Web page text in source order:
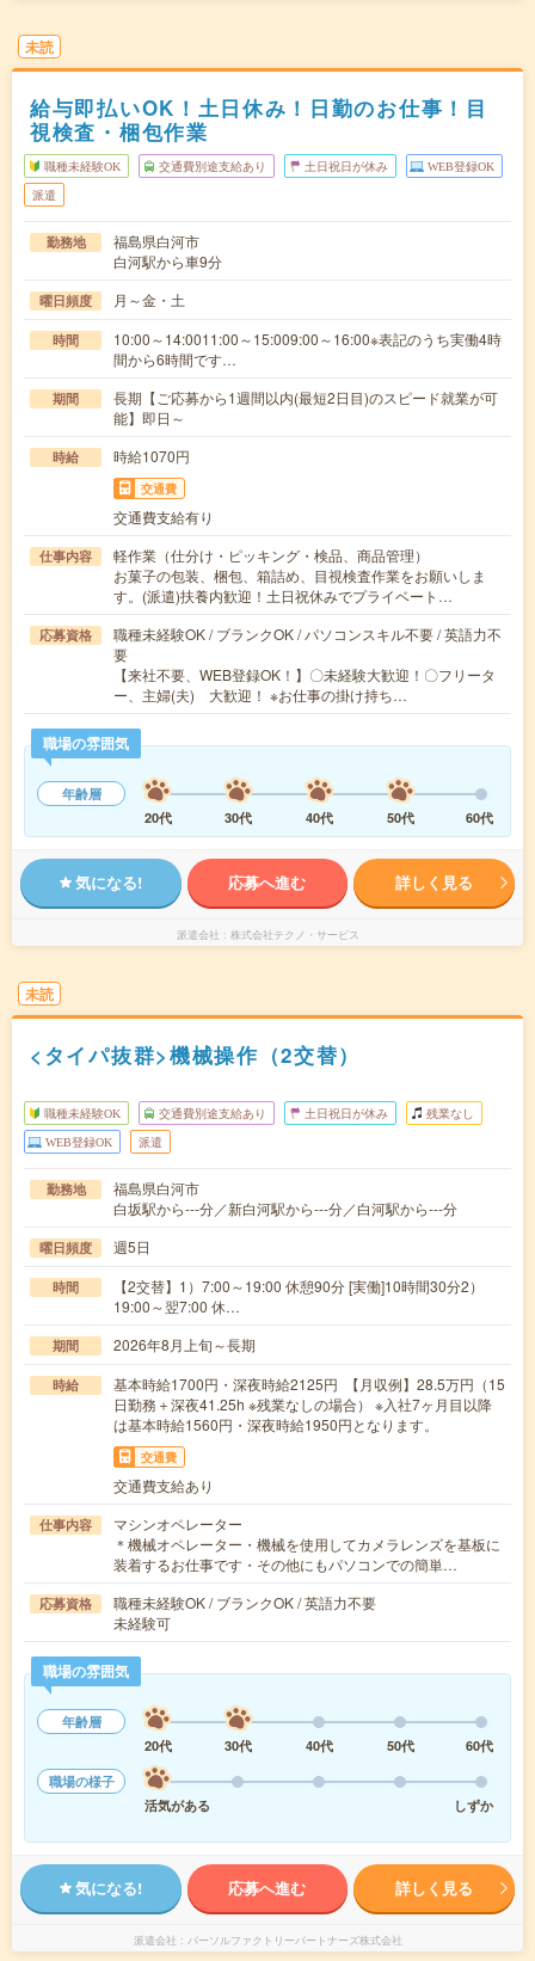
未読
給与即払いOK！土日休み！日勤のお仕事！目
視検査・梱包作業
職種未経験OK 交通費別途支給あり 土日祝日が休み WEB登録OK
派遣
勤務地
福島県白河市
白河駅から車9分
曜日頻度 月～金・土
時間
10:00～14:0011:00～15:009:00～16:00※表記のうち実働4時
間から6時間です…
期間
長期【ご応募から1週間以内(最短2日目)のスピード就業が可
能】即日～
時給 時給1070円
交通費
交通費支給有り
仕事内容
軽作業（仕分け・ピッキング・検品、商品管理）
お菓子の包装、梱包、箱詰め、目視検査作業をお願いしま
す。(派遣)扶養内歓迎！土日祝休みでプライベート…
応募資格
職種未経験OK / ブランクOK / パソコンスキル不要 / 英語力不
要
【来社不要、WEB登録OK！】〇未経験大歓迎！〇フリータ
ー、主婦(夫) 大歓迎！ ※お仕事の掛け持ち…
職場の雰囲気
年齢層
20代
30代 40代 50代 60代
気になる! 応募へ進む 詳しく見る
派遣会社 株式会社テクノ・サービス
未読
<タイパ抜群>機械操作（2交替）
職種未経験OK 交通費別途支給あり 土日祝日が休み 残業なし
WEB登録OK 派遣
勤務地
福島県白河市
白坂駅から---分／新白河駅から---分／白河駅から---分
曜日頻度 週5日
時間
【2交替】1）7:00～19:00 休憩90分 [実働]10時間30分2）
19:00～翌7:00 休…
期間 2026年8月上旬～長期
時給
基本時給1700円・深夜時給2125円 【月収例】28.5万円（15
日勤務＋深夜41.25h ※残業なしの場合） ※入社7ヶ月目以降
は基本時給1560円・深夜時給1950円となります。
交通費
交通費支給あり
仕事内容
マシンオペレーター
＊機械オペレーター・機械を使用してカメラレンズを基板に
装着するお仕事です・その他にもパソコンでの簡単…
応募資格
職種未経験OK / ブランクOK / 英語力不要
未経験可
職場の雰囲気
年齢層
20代
30代 40代 50代
60代
職場の様子
活気がある
しずか
気になる! 応募へ進む 詳しく見る
派遣会社 パーソルファクトリーパートナーズ株式会社